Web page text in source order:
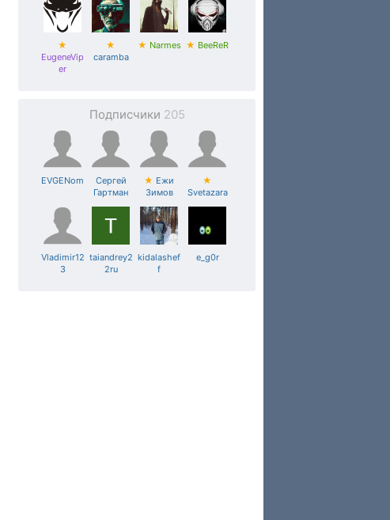
★
EugeneVip
er
★
caramba
★ Narmes ★ BeeReR
Подписчики 205
EVGENom
Сергей
Гартман
★ Ежи
Зимов
★
Svetazara
Vladimir12
3
taiandrey2
2ru
kidalashef
f
e_g0r